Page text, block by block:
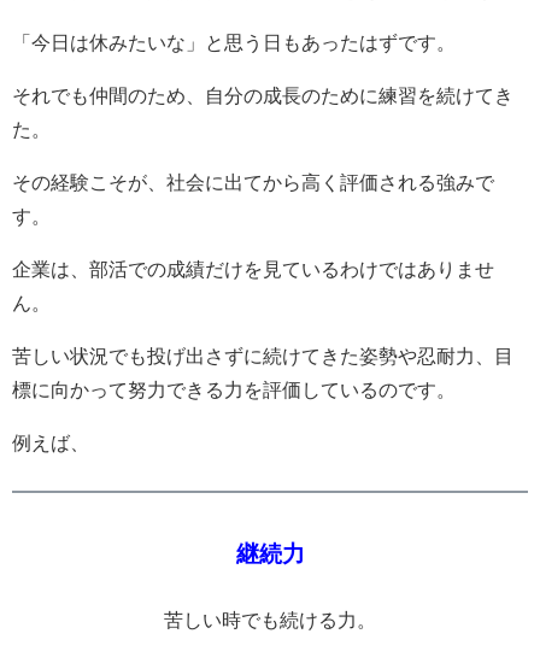
「今日は休みたいな」と思う日もあったはずです。
それでも仲間のため、自分の成長のために練習を続けてき
た。
その経験こそが、社会に出てから高く評価される強みで
す。
企業は、部活での成績だけを見ているわけではありませ
ん。
苦しい状況でも投げ出さずに続けてきた姿勢や忍耐力、目
標に向かって努力できる力を評価しているのです。
例えば、
継続力
苦しい時でも続ける力。